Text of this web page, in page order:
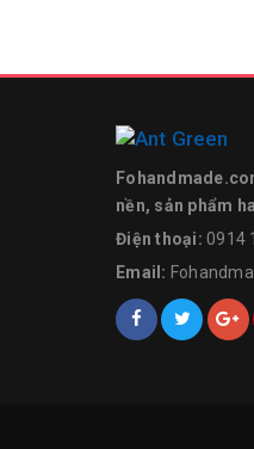
nền, sản phẩm
Điện thoại: 0914
Email: